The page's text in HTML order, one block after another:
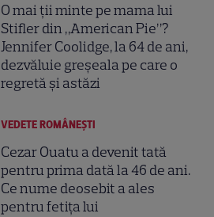
O mai ții minte pe mama lui
Stifler din „American Pie”?
Jennifer Coolidge, la 64 de ani,
dezvăluie greșeala pe care o
regretă și astăzi
VEDETE ROMÂNEŞTI
Cezar Ouatu a devenit tată
pentru prima dată la 46 de ani.
Ce nume deosebit a ales
pentru fetița lui